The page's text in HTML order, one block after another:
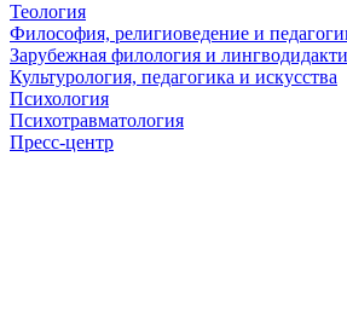
Теология
Философия, религиоведение и
Зарубежная филология и
Культурология, педагогика и искусства
Психология
Психотравматология
Пресс-центр